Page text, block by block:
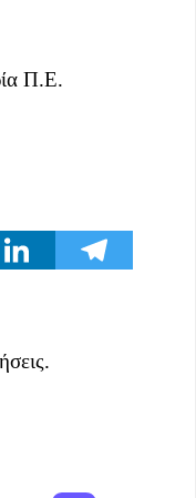
Π.Ε.